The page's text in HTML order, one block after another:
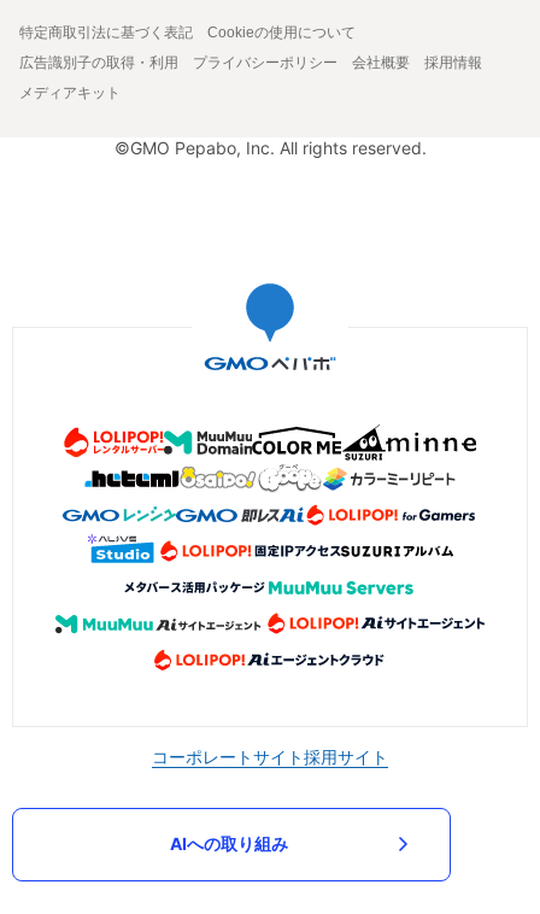
特定商取引法に基づく表記
Cookieの使用について
広告識別子の取得・利用
プライバシーポリシー 会社概要
採用情報
メディアキット
©GMO Pepabo, Inc. All rights reserved.
コーポレートサイト採用サイト
AIへの取り組み